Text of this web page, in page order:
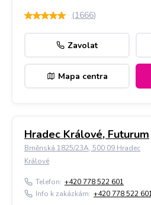
(1666)
Zavolat
Mapa centra
Hradec Králové, Futurum
Brněnská 1825/23A, 500 09 Hradec
Králové
Telefon: +420 778 522 601
Info k zakázkám: +420 778 522